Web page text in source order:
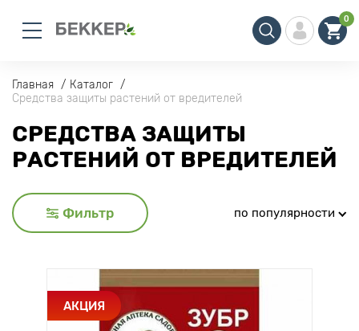
0
Главная
Каталог
Средства защиты растений от вредителей
СРЕДСТВА ЗАЩИТЫ
РАСТЕНИЙ ОТ ВРЕДИТЕЛЕЙ
Фильтр по популярности
АКЦИЯ